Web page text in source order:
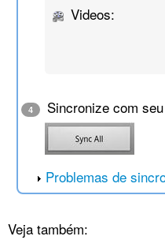
Videos:
4 Sincronize com
Problemas de
Veja também: